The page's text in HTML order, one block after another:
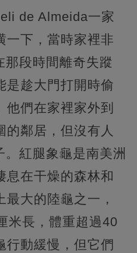
de Almeida一家
一下，當時家裡非
段時間離奇失蹤
是趁大門打開時偷
們在家裡家外到
的鄰居，但沒有人
紅腿象龜是南美洲
息在干燥的森林和
大的陸龜之一，
米長，體重超過40
行動緩慢，但它們